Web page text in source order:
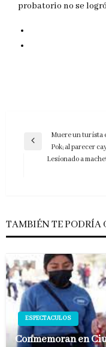
probatorio no se
Navegación
anterior
Muere un turista
Pok; al parecer
Lesionado a
TAMBIÉN TE PODRÍA
ESPECTACULOS
Conmemoran en